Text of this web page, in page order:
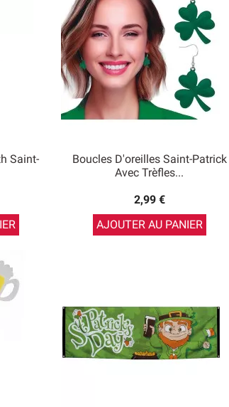
Saint-
Boucles D'oreilles Saint-Patrick
Avec Trèfles...
2,99 €
AJOUTER AU PANIER